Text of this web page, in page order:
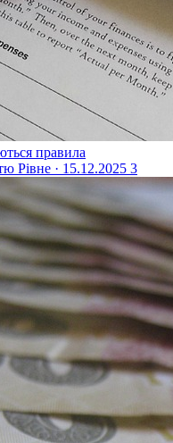
правила
Рівне · 15.12.2025 3